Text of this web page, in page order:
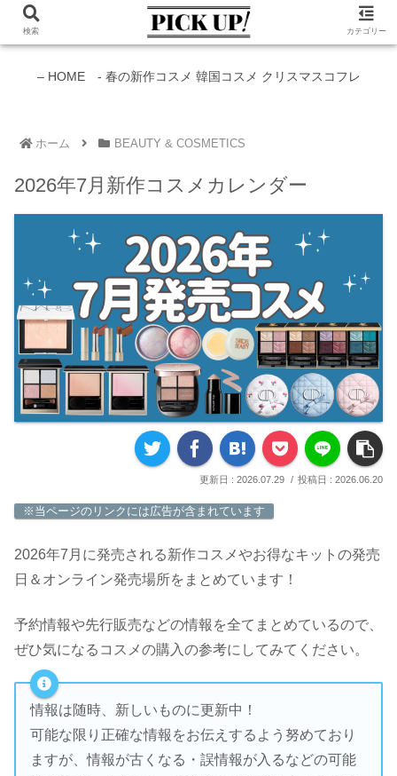
新作コスメ情報発信中！
– HOME - 春の新作コスメ 韓国コスメ クリスマスコフレ
ホーム BEAUTY & COSMETICS
2026年7月新作コスメカレンダー
2026.07.29 2026.06.20
※当ページのリンクには広告が含まれています
2026年7月に発売される新作コスメやお得なキットの発売
日＆オンライン発売場所をまとめています！
予約情報や先行販売などの情報を全てまとめているので、
ぜひ気になるコスメの購入の参考にしてみてください。
情報は随時、新しいものに更新中！
可能な限り正確な情報をお伝えするよう努めており
ますが、情報が古くなる・誤情報が入るなどの可能
検索 カテゴリー